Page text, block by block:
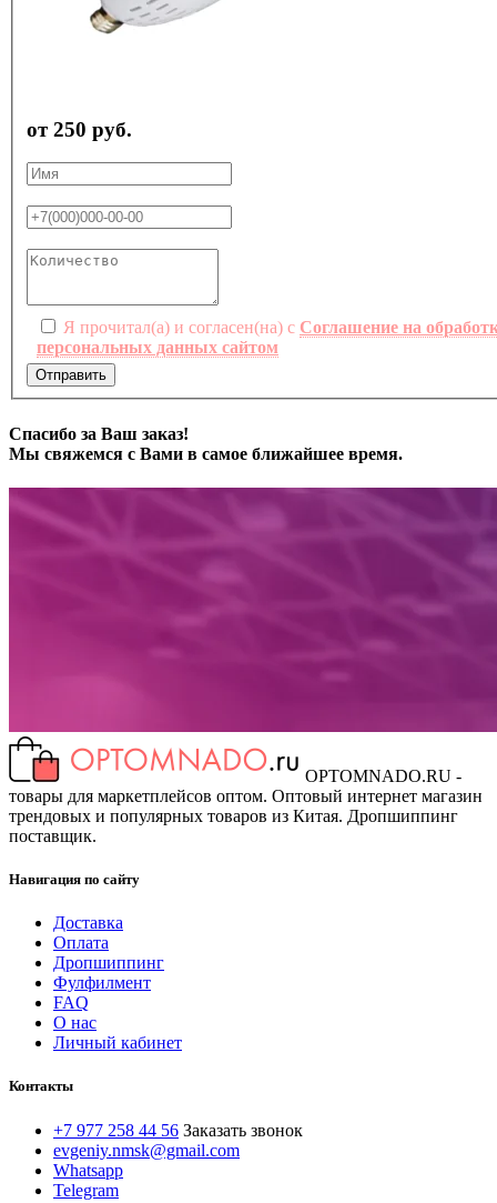
от 250 руб.
Я прочитал(а) и согласен(на) с Соглашение на
персональных данных сайтом
Отправить
Спасибо за Ваш заказ!
Мы свяжемся с Вами в самое ближайшее время.
OPTOMNADO.RU -
товары для маркетплейсов оптом. Оптовый интернет магазин
трендовых и популярных товаров из Китая. Дропшиппинг
поставщик.
Навигация по сайту
Доставка
Оплата
Дропшиппинг
Фулфилмент
FAQ
О нас
Личный кабинет
Контакты
+7 977 258 44 56 Заказать звонок
evgeniy.nmsk@gmail.com
Whatsapp
Telegram